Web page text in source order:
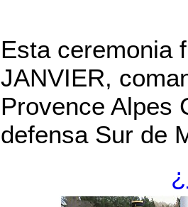
Esta ceremonia
JANVIER,
Provence Alpes
defensa Sur de